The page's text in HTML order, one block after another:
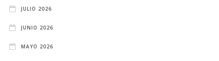
JULIO 2026
JUNIO 2026
MAYO 2026